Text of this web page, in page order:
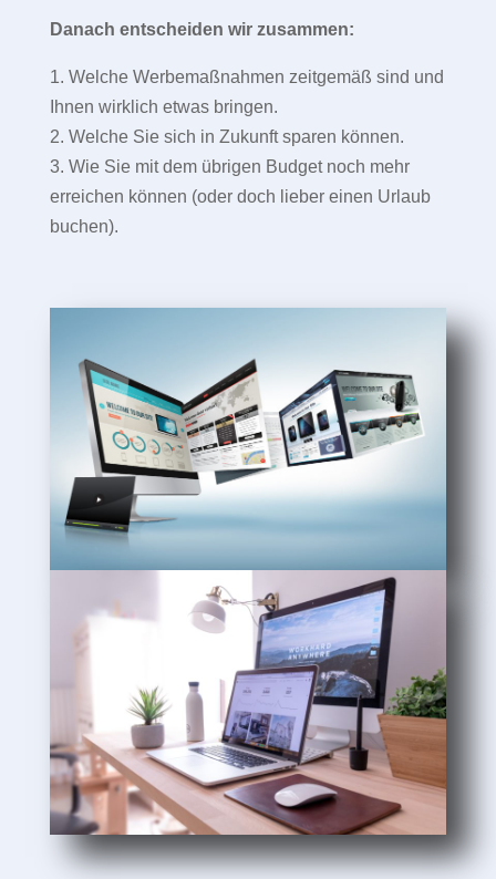
Danach entscheiden wir zusammen:
1. Welche Werbemaßnahmen zeitgemäß sind und
Ihnen wirklich etwas bringen.
2. Welche Sie sich in Zukunft sparen können.
3. Wie Sie mit dem übrigen Budget noch mehr
erreichen können (oder doch lieber einen Urlaub
buchen).